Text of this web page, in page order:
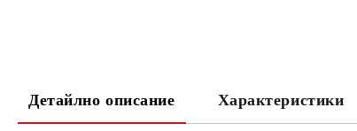
Детайлно описание Характеристики